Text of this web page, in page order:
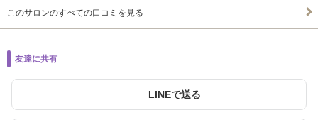
このサロンのすべての口コミを見る
友達に共有
LINEで送る